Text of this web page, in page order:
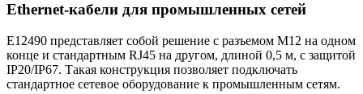
Ethernet-кабели для промышленных сетей
E12490 представляет собой решение с разъемом M12 на одном
конце и стандартным RJ45 на другом, длиной 0,5 м, с защитой
IP20/IP67. Такая конструкция позволяет подключать
стандартное сетевое оборудование к промышленным сетям.